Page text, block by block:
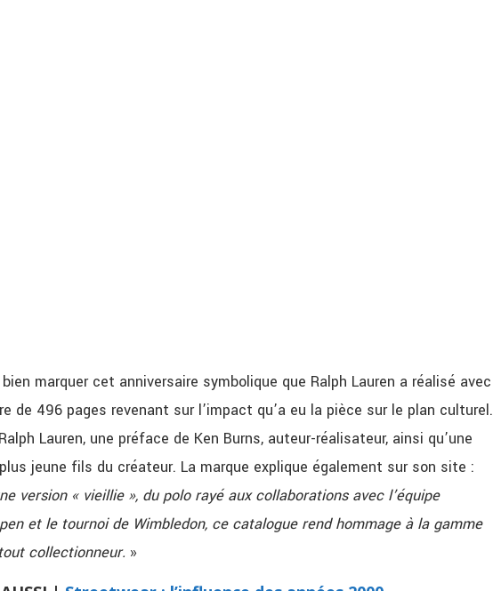
marquer cet anniversaire symbolique que Ralph Lauren a réalisé avec
de 496 pages revenant sur l’impact qu’a eu la pièce sur le plan culturel.
Lauren, une préface de Ken Burns, auteur-réalisateur, ainsi qu’une
jeune fils du créateur. La marque explique également sur son site :
version « vieillie », du polo rayé aux collaborations avec l’équipe
et le tournoi de Wimbledon, ce catalogue rend hommage à la gamme
collectionneur. »